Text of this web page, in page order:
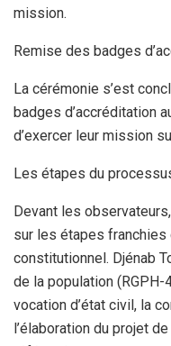
mission.
Remise des badges
La cérémonie s’est
badges d’accréditation
d’exercer leur mission
Les étapes du
Devant les
sur les étapes franchies
constitutionnel. Djénab
de la population
vocation d’état civil, la
l’élaboration du projet